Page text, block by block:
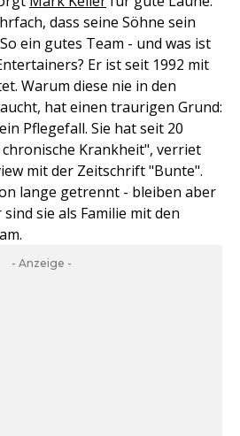
dass seine Söhne sein
ein gutes Team - und was ist
Er ist seit 1992 mit
Warum diese nie in den
hat einen traurigen Grund:
Pflegefall. Sie hat seit 20
chronische Krankheit", verriet
mit der Zeitschrift "Bunte".
lange getrennt - bleiben aber
sie als Familie mit den
- Anzeige -